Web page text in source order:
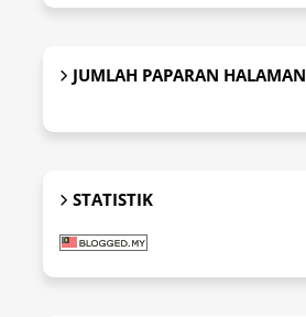
JUMLAH PAPARAN HALAMAN
STATISTIK